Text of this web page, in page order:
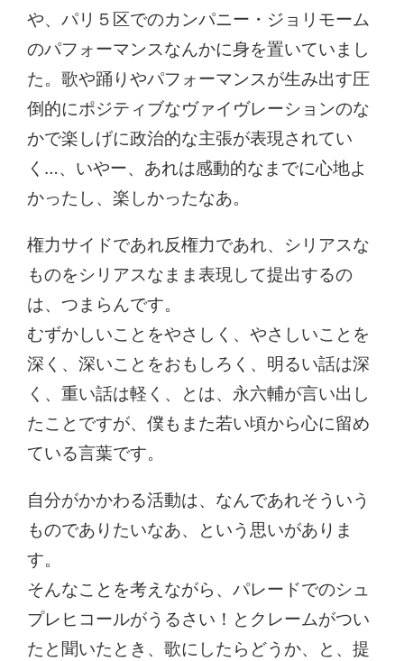
や、パリ５区でのカンパニー・ジョリモーム
のパフォーマンスなんかに身を置いていまし
た。歌や踊りやパフォーマンスが生み出す圧
倒的にポジティブなヴァイヴレーションのな
かで楽しげに政治的な主張が表現されてい
く…、いやー、あれは感動的なまでに心地よ
かったし、楽しかったなあ。
権力サイドであれ反権力であれ、シリアスな
ものをシリアスなまま表現して提出するの
は、つまらんです。
むずかしいことをやさしく、やさしいことを
深く、深いことをおもしろく、明るい話は深
く、重い話は軽く、とは、永六輔が言い出し
たことですが、僕もまた若い頃から心に留め
ている言葉です。
自分がかかわる活動は、なんであれそういう
ものでありたいなあ、という思いがありま
す。
そんなことを考えながら、パレードでのシュ
プレヒコールがうるさい！とクレームがつい
たと聞いたとき、歌にしたらどうか、と、提